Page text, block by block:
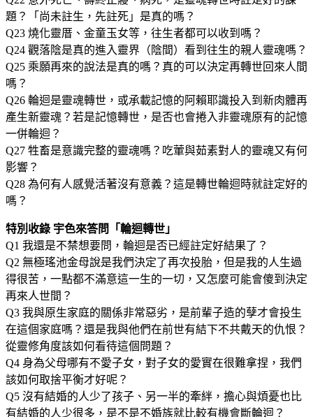
題？「尚未註生，先註死」是真的嗎？
Q23 燒化靈厝、金童玉女等，往生者都可以收到嗎？
Q24 觀落陰是真的進入靈界（陰間）看到往生的親人靈魂嗎？
Q25 乘願再來的說法是真的嗎？真的可以決定再轉世回來人間
嗎？
Q26 輪迴是靈魂轉世，或承載記憶的阿賴耶識投入到新肉體再
產生新靈魂？若是記憶轉世，是否也會捲入非靈魂原有的記憶
一併輪迴？
Q27 牲畜是意識完整的靈魂嗎？吃葷與茹素對人的靈魂又有何
影響？
Q28 為何有人感覺活著沒有意義？這是轉世輪迴時就註定好的
嗎？
特別收錄 宇色來答問「輪迴轉世」
Q1 我還是不禁想要問，輪迴是否已經註定好結果了？
Q2 無極瑤池金母說是我們決定了再次投胎，但是我的人生過
得很苦，一點都不滿意這一生的一切，又怎麼可能會傻到決定
再來人世間？
Q3 我與原生家庭的關係非常惡劣，是前輩子造的孽才會投生
在這個家庭嗎？還是我與他們在前世有結下不共戴天的仇恨？
從靈修角度該如何看待這個問題？
Q4 身為父母哪有不愛子女，對子女的愛實在很難拿捏，我們
該如何取捨平衡才好呢？
Q5 沒有結婚的人少了孩子、另一半的牽絆，擔心與煩憂也比
有結婚的人少很多，是不是不婚族就比較有機會斷輪迴？